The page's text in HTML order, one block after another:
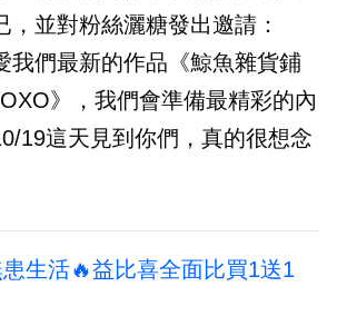
，並對粉絲灑糖發出邀請：
我們最新的作品《鯨魚雜貨鋪
》，我們會準備最精彩的內
19這天見到你們，真的很想念
生活🔥益比喜全面比買1送1